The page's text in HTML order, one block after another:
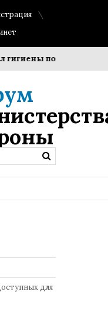
помогает
для